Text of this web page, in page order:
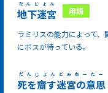
地下迷宮
だんじょん
ラミリスの能力によって
にボスが待っている。
死を齎す迷宮の意思
だんじょんどみねーたー